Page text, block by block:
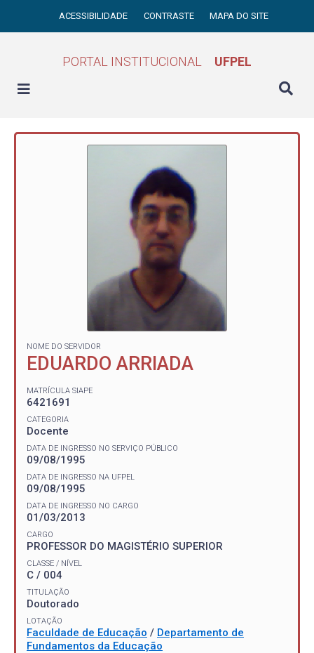
ACESSIBILIDADE CONTRASTE MAPA DO SITE
PORTAL INSTITUCIONAL UFPEL
NOME DO SERVIDOR
EDUARDO ARRIADA
MATRÍCULA SIAPE
6421691
CATEGORIA
Docente
DATA DE INGRESSO NO SERVIÇO PÚBLICO
09/08/1995
DATA DE INGRESSO NA UFPEL
09/08/1995
DATA DE INGRESSO NO CARGO
01/03/2013
CARGO
PROFESSOR DO MAGISTÉRIO SUPERIOR
CLASSE / NÍVEL
C / 004
TITULAÇÃO
Doutorado
LOTAÇÃO
Faculdade de Educação / Departamento de
Fundamentos da Educação